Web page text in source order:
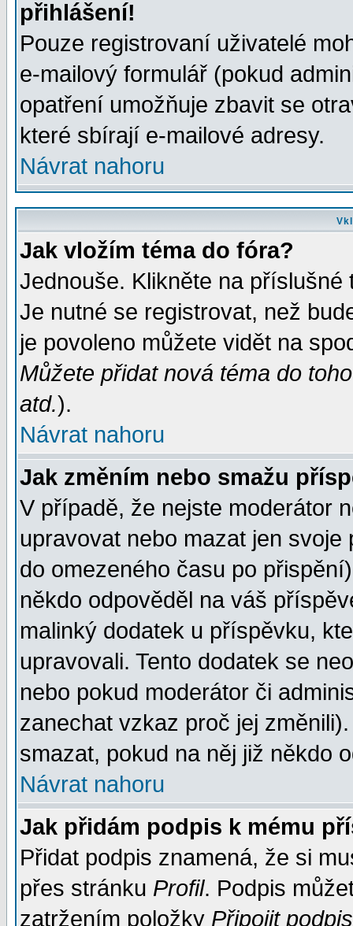
přihlášení!
Pouze registrovaní uživatelé
e-mailový formulář (pokud
opatření umožňuje zbavit se
které sbírají e-mailové adresy.
Návrat nahoru
Jak vložím téma do fóra?
Jednouše. Klikněte na
Je nutné se registrovat, než
je povoleno můžete vidět na
Můžete přidat nová téma do
atd.).
Návrat nahoru
Jak změním nebo smažu
V případě, že nejste moderátor
upravovat nebo mazat jen
do omezeného času po
někdo odpověděl na váš
malinký dodatek u příspěvku,
upravovali. Tento dodatek se
nebo pokud moderátor či
zanechat vzkaz proč jej
smazat, pokud na něj již někdo
Návrat nahoru
Jak přidám podpis k mému
Přidat podpis znamená, že si
přes stránku Profil. Podpis
zatržením položky Připojit podpis